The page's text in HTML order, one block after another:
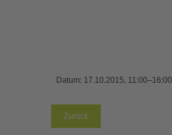
Datum: 17.10.2015, 11:00–16:00
Zurück